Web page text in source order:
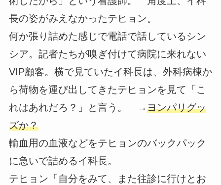
長の姿がみえなかったテヒョン。
何か張り詰めた感じで電話で話しているシン
シア。記者たちが嗅ぎ付けて病院に来れない
VIP顧客。横で見ていたイ科長は、外科病棟か
ら荷物を運び出してきたテヒョンを見て「こ
れはあれだろ？」と言う。 →ヨンパリグッ
ズか？
輸血用の血液などをテヒョンのバックパック
に急いで詰めるイ科長。
テヒョン「自分をみて、また往診に行けとお